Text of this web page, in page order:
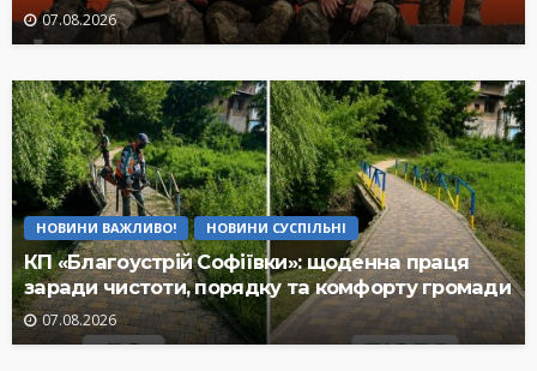
07.08.2026
НОВИНИ ВАЖЛИВО! НОВИНИ СУСПІЛЬНІ
КП «Благоустрій Софіївки»: щоденна праця
заради чистоти, порядку та комфорту громади
07.08.2026